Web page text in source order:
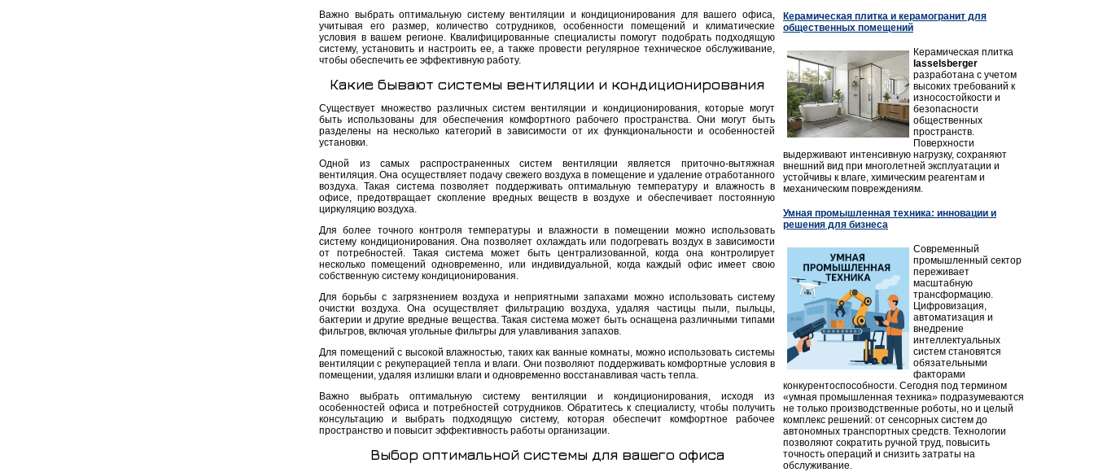
Важно выбрать оптимальную систему вентиляции и кондиционирования для вашего офиса,
учитывая его размер, количество сотрудников, особенности помещений и климатические
условия в вашем регионе. Квалифицированные специалисты помогут подобрать подходящую
систему, установить и настроить ее, а также провести регулярное техническое обслуживание,
чтобы обеспечить ее эффективную работу.
Какие бывают системы вентиляции и кондиционирования
Существует множество различных систем вентиляции и кондиционирования, которые могут
быть использованы для обеспечения комфортного рабочего пространства. Они могут быть
разделены на несколько категорий в зависимости от их функциональности и особенностей
установки.
Одной из самых распространенных систем вентиляции является приточно-вытяжная
вентиляция. Она осуществляет подачу свежего воздуха в помещение и удаление отработанного
воздуха. Такая система позволяет поддерживать оптимальную температуру и влажность в
офисе, предотвращает скопление вредных веществ в воздухе и обеспечивает постоянную
циркуляцию воздуха.
Для более точного контроля температуры и влажности в помещении можно использовать
систему кондиционирования. Она позволяет охлаждать или подогревать воздух в зависимости
от потребностей. Такая система может быть централизованной, когда она контролирует
несколько помещений одновременно, или индивидуальной, когда каждый офис имеет свою
собственную систему кондиционирования.
Для борьбы с загрязнением воздуха и неприятными запахами можно использовать систему
очистки воздуха. Она осуществляет фильтрацию воздуха, удаляя частицы пыли, пыльцы,
бактерии и другие вредные вещества. Такая система может быть оснащена различными типами
фильтров, включая угольные фильтры для улавливания запахов.
Для помещений с высокой влажностью, таких как ванные комнаты, можно использовать системы
вентиляции с рекуперацией тепла и влаги. Они позволяют поддерживать комфортные условия в
помещении, удаляя излишки влаги и одновременно восстанавливая часть тепла.
Важно выбрать оптимальную систему вентиляции и кондиционирования, исходя из
особенностей офиса и потребностей сотрудников. Обратитесь к специалисту, чтобы получить
консультацию и выбрать подходящую систему, которая обеспечит комфортное рабочее
пространство и повысит эффективность работы организации.
Выбор оптимальной системы для вашего офиса
Керамическая плитка и керамогранит для
общественных помещений
Керамическая плитка
lasselsberger
разработана с учетом
высоких требований к
износостойкости и
безопасности
общественных
пространств.
Поверхности
выдерживают интенсивную нагрузку, сохраняют
внешний вид при многолетней эксплуатации и
устойчивы к влаге, химическим реагентам и
механическим повреждениям.
Умная промышленная техника: инновации и
решения для бизнеса
Современный
промышленный сектор
переживает
масштабную
трансформацию.
Цифровизация,
автоматизация и
внедрение
интеллектуальных
систем становятся
обязательными
факторами
конкурентоспособности. Сегодня под термином
«умная промышленная техника» подразумеваются
не только производственные роботы, но и целый
комплекс решений: от сенсорных систем до
автономных транспортных средств. Технологии
позволяют сократить ручной труд, повысить
точность операций и снизить затраты на
обслуживание.